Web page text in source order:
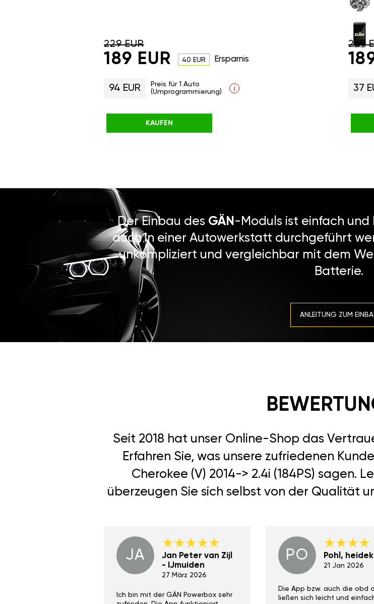
269
37
229 EUR
189 EUR 40 EUR Ersparnis
94 EUR
Preis für 1 Auto
(Umprogrammierung)
i
KAUFEN
Der Einbau des GÄN-Moduls ist einfach und
auch in einer Autowerkstatt durchgeführt
unkompliziert und vergleichbar mit dem
Batterie.
ANLEITUNG ZUM
Seit 2018 hat unser Online-Shop das
Erfahren Sie, was unsere zufriedenen
Cherokee (V) 2014-> 2.4i (184PS) sagen.
überzeugen Sie sich selbst von der Qualität
JA
Jan Peter van Zijl
- IJmuiden
27 März 2026
Ich bin mit der GÄN Powerbox sehr
PO Pohl,
21 Jan 2026
Die App bzw. auch die obd
ließen sich leicht und